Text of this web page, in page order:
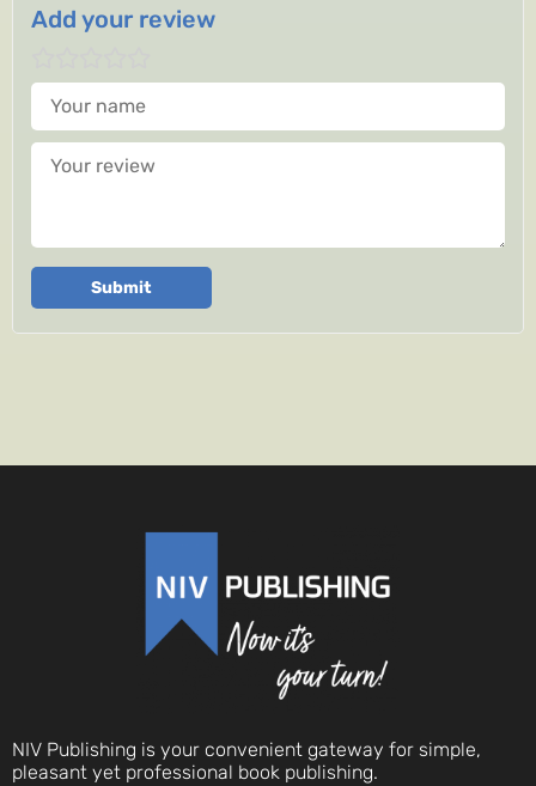
Add your review
Your name
Your review
Submit
NIV Publishing is your convenient gateway for simple,
pleasant yet professional book publishing.